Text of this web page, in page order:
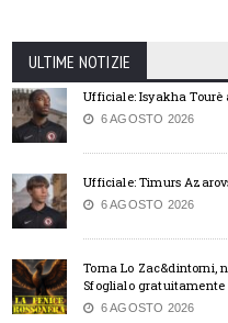
ULTIME NOTIZIE
Ufficiale: Isyakha Tourè
6 AGOSTO 2026
Ufficiale: Timurs
6 AGOSTO 2026
Torna Lo Zac&dintorni,
Sfoglialo gratuitamente
6 AGOSTO 2026